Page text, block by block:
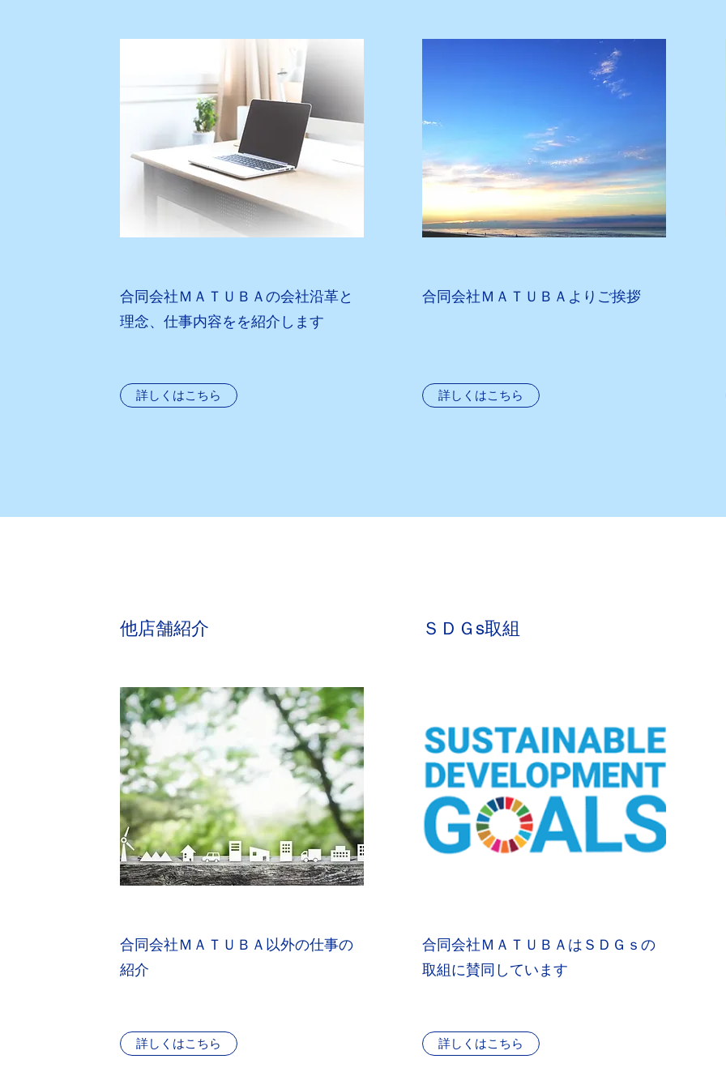
​合同会社ＭＡＴＵＢＡの会社沿革と
理念、仕事内容をを紹介します​
詳しくはこちら
​​合同会社ＭＡＴＵＢＡよりご挨拶
詳しくはこちら
​他店舗​紹介
​合同会社ＭＡＴＵＢＡ以外の仕事の
紹介
詳しくはこちら
​​ＳＤＧs取組
​​合同会社ＭＡＴＵＢＡはＳＤＧｓの
取組に賛同しています
詳しくはこちら